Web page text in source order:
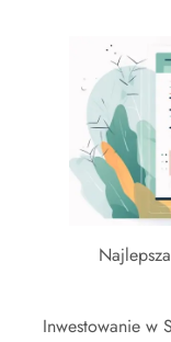
Inwestowanie w